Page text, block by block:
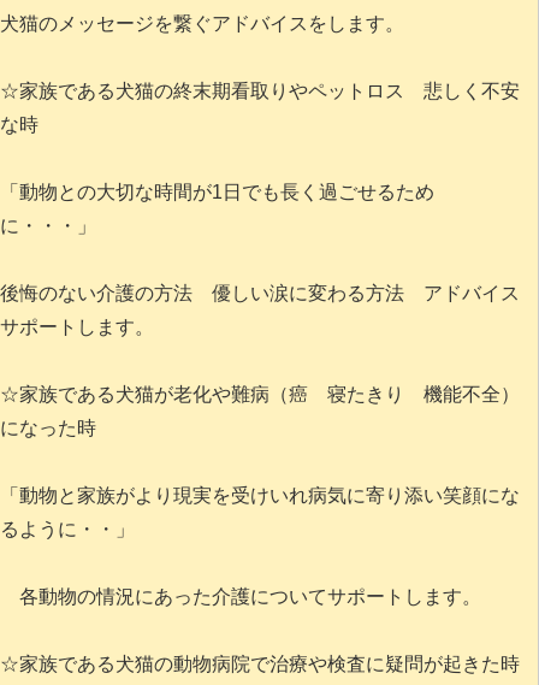
犬猫のメッセージを繋ぐアドバイスをします。
☆家族である犬猫の終末期看取りやペットロス 悲しく不安
な時
「動物との大切な時間が1日でも長く過ごせるため
に・・・」
後悔のない介護の方法 優しい涙に変わる方法 アドバイス
サポートします。
☆家族である犬猫が老化や難病（癌 寝たきり 機能不全）
になった時
「動物と家族がより現実を受けいれ病気に寄り添い笑顔にな
るように・・」
各動物の情況にあった介護についてサポートします。
☆家族である犬猫の動物病院で治療や検査に疑問が起きた時